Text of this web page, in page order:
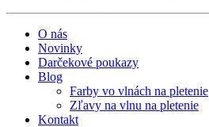
O nás
Novinky
Darčekové poukazy
Blog
Farby vo vlnách na pletenie
Zľavy na vlnu na pletenie
Kontakt